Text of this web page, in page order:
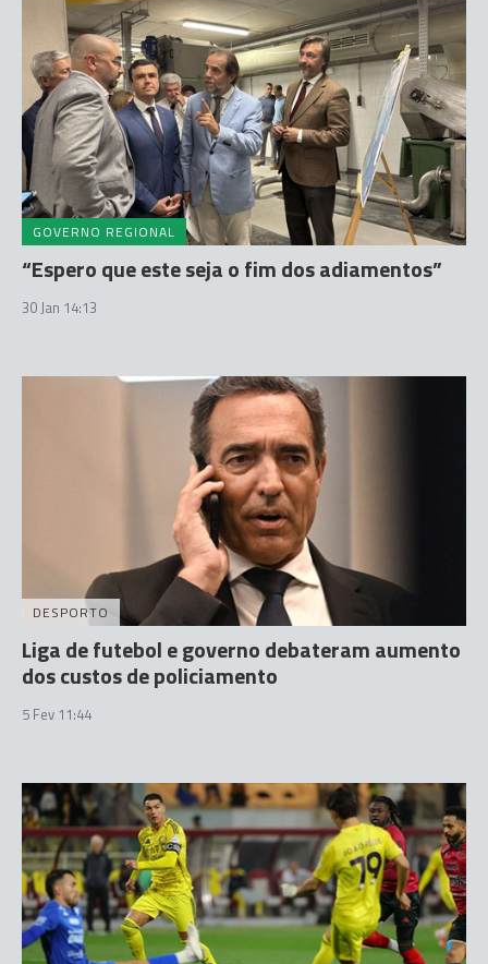
GOVERNO REGIONAL
“Espero que este seja o fim dos adiamentos”
30 Jan 14:13
DESPORTO
Liga de futebol e governo debateram aumento
dos custos de policiamento
5 Fev 11:44